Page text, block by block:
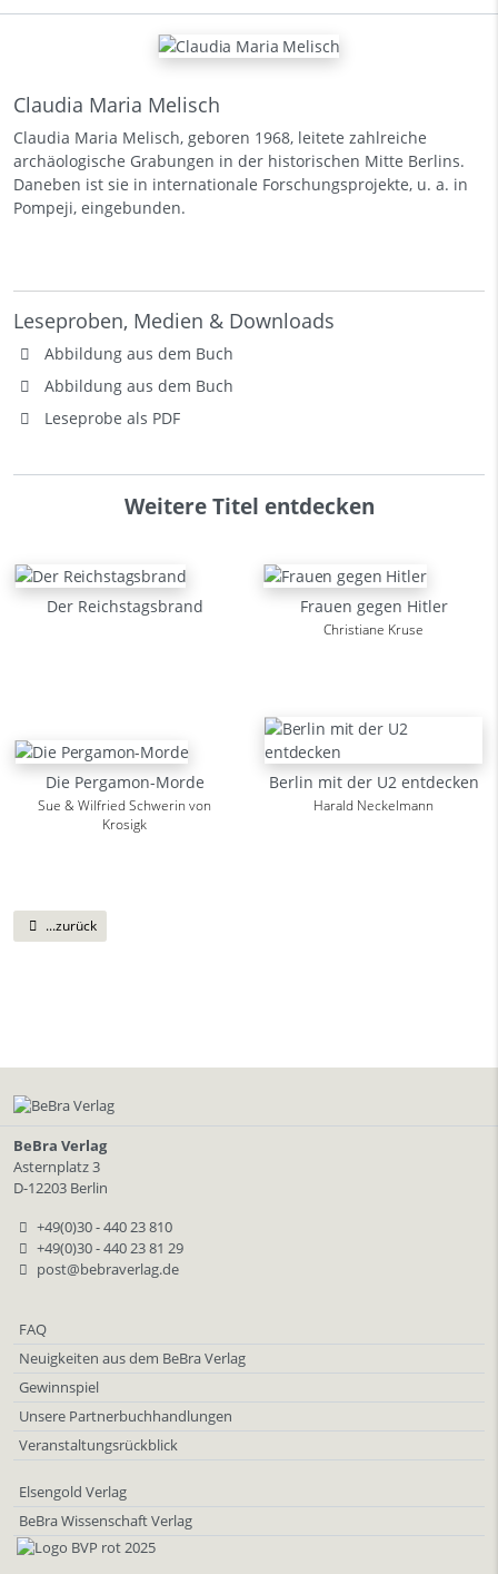
Claudia Maria Melisch
Claudia Maria Melisch, geboren 1968, leitete zahlreiche
archäologische Grabungen in der historischen Mitte Berlins.
Daneben ist sie in internationale Forschungsprojekte, u. a. in
Pompeji, eingebunden.
Leseproben, Medien & Downloads
Abbildung aus dem Buch
Abbildung aus dem Buch
Leseprobe als PDF
Weitere Titel entdecken
Der Reichstagsbrand Frauen gegen Hitler
Christiane Kruse
Die Pergamon-Morde
Sue & Wilfried Schwerin von
Krosigk
Berlin mit der U2 entdecken
Harald Neckelmann
...zurück
BeBra Verlag
Asternplatz 3
D-12203 Berlin
+49(0)30 - 440 23 810
+49(0)30 - 440 23 81 29
post@bebraverlag.de
FAQ
Neuigkeiten aus dem BeBra Verlag
Gewinnspiel
Unsere Partnerbuchhandlungen
Veranstaltungsrückblick
Elsengold Verlag
BeBra Wissenschaft Verlag